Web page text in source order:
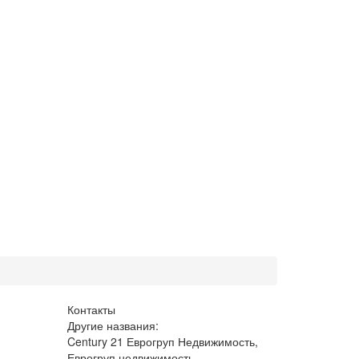
Контакты
Другие названия:
Century 21 Еврогруп Недвижимость,